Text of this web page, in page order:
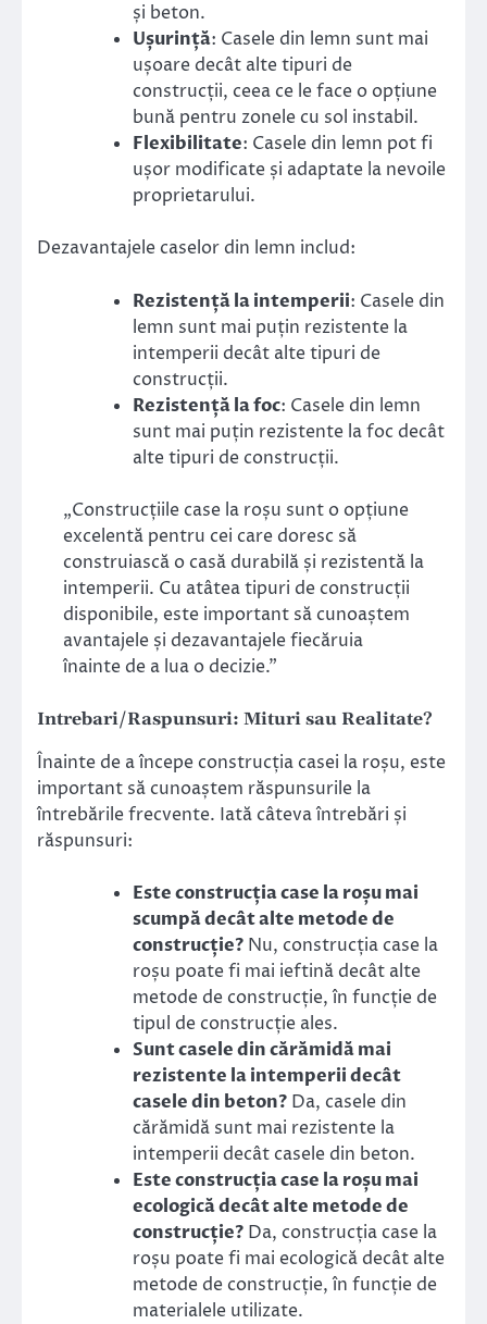
și beton.
Ușurință: Casele din lemn sunt mai
ușoare decât alte tipuri de
construcții, ceea ce le face o opțiune
bună pentru zonele cu sol instabil.
Flexibilitate: Casele din lemn pot fi
ușor modificate și adaptate la nevoile
proprietarului.
Dezavantajele caselor din lemn includ:
Rezistență la intemperii: Casele din
lemn sunt mai puțin rezistente la
intemperii decât alte tipuri de
construcții.
Rezistență la foc: Casele din lemn
sunt mai puțin rezistente la foc decât
alte tipuri de construcții.
„Construcțiile case la roșu sunt o opțiune
excelentă pentru cei care doresc să
construiască o casă durabilă și rezistentă la
intemperii. Cu atâtea tipuri de construcții
disponibile, este important să cunoaștem
avantajele și dezavantajele fiecăruia
înainte de a lua o decizie.”
Intrebari/Raspunsuri: Mituri sau Realitate?
Înainte de a începe construcția casei la roșu, este
important să cunoaștem răspunsurile la
întrebările frecvente. Iată câteva întrebări și
răspunsuri:
Este construcția case la roșu mai
scumpă decât alte metode de
construcție? Nu, construcția case la
roșu poate fi mai ieftină decât alte
metode de construcție, în funcție de
tipul de construcție ales.
Sunt casele din cărămidă mai
rezistente la intemperii decât
casele din beton? Da, casele din
cărămidă sunt mai rezistente la
intemperii decât casele din beton.
Este construcția case la roșu mai
ecologică decât alte metode de
construcție? Da, construcția case la
roșu poate fi mai ecologică decât alte
metode de construcție, în funcție de
materialele utilizate.